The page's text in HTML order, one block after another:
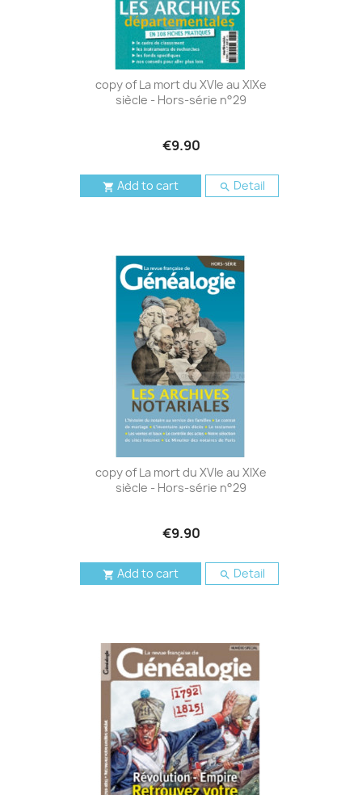
copy of La mort du XVIe au XIXe
siècle - Hors-série n°29
€9.90
 Add to cart  Detail
copy of La mort du XVIe au XIXe
siècle - Hors-série n°29
€9.90
 Add to cart  Detail